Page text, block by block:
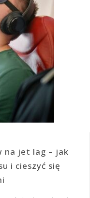
na jet lag – jak
i cieszyć się